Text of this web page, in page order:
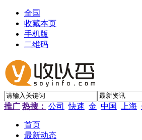
全国
收藏本页
手机版
二维码
推广 热搜： 公司 快速 金 中国 上海
首页
最新动态